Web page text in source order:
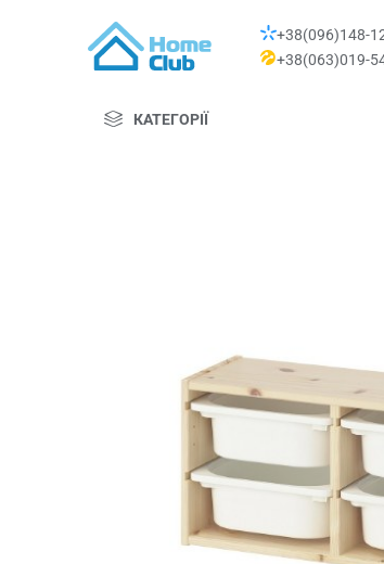
+38(096)148-
+38(063)019-
КАТЕГОРІЇ